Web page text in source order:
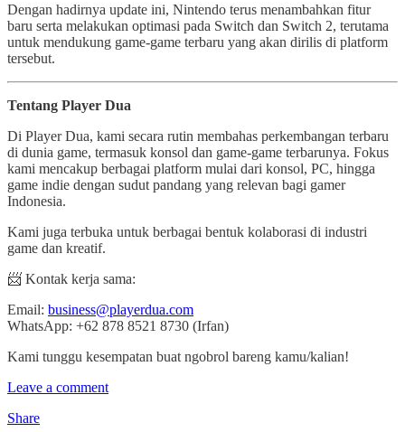
Dengan hadirnya update ini, Nintendo terus menambahkan fitur
baru serta melakukan optimasi pada Switch dan Switch 2, terutama
untuk mendukung game-game terbaru yang akan dirilis di platform
tersebut.
Tentang Player Dua
Di Player Dua, kami secara rutin membahas perkembangan terbaru
di dunia game, termasuk konsol dan game-game terbarunya. Fokus
kami mencakup berbagai platform mulai dari konsol, PC, hingga
game indie dengan sudut pandang yang relevan bagi gamer
Indonesia.
Kami juga terbuka untuk berbagai bentuk kolaborasi di industri
game dan kreatif.
📨 Kontak kerja sama:
Email: business@playerdua.com
WhatsApp: +62 878 8521 8730 (Irfan)
Kami tunggu kesempatan buat ngobrol bareng kamu/kalian!
Leave a comment
Share